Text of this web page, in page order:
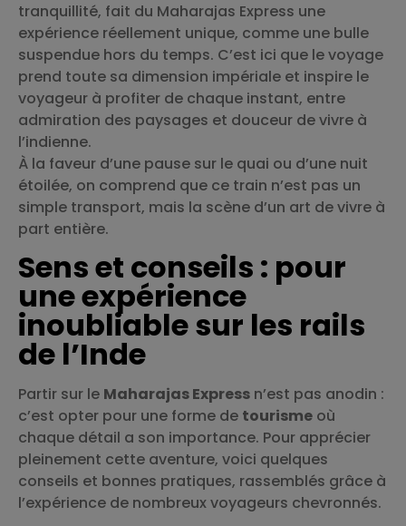
tranquillité, fait du Maharajas Express une
expérience réellement unique, comme une bulle
suspendue hors du temps. C’est ici que le voyage
prend toute sa dimension impériale et inspire le
voyageur à profiter de chaque instant, entre
admiration des paysages et douceur de vivre à
l’indienne.
À la faveur d’une pause sur le quai ou d’une nuit
étoilée, on comprend que ce train n’est pas un
simple transport, mais la scène d’un art de vivre à
part entière.
Sens et conseils : pour
une expérience
inoubliable sur les rails
de l’Inde
Partir sur le Maharajas Express n’est pas anodin :
c’est opter pour une forme de tourisme où
chaque détail a son importance. Pour apprécier
pleinement cette aventure, voici quelques
conseils et bonnes pratiques, rassemblés grâce à
l’expérience de nombreux voyageurs chevronnés.